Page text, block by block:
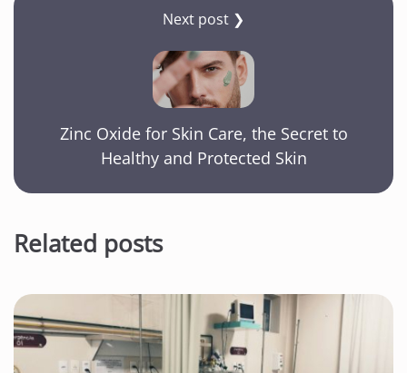
Next post ❯
Zinc Oxide for Skin Care, the Secret to
Healthy and Protected Skin
Related posts